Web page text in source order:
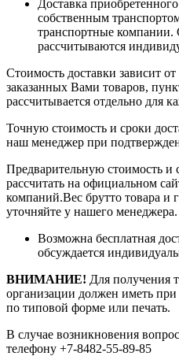
Доставка
собственным
транспортные компании.
рассчитываются
Стоимость доставки зависит
заказанных Вами товаров,
рассчитывается отдельно для
Точную стоимость и сроки
наш менеджер при
Предварительную стоимость и
рассчитать на официальном
компаний.Вес брутто товара и
уточняйте у нашего менеджера.
Возможна бесплатная
обсуждается
ВНИМАНИЕ! Для получения
организации должен иметь
по типовой форме или печать.
В случае возникновения
телефону +7-8482-55-89-85